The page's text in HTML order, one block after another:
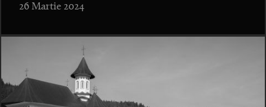
26 Martie 2024